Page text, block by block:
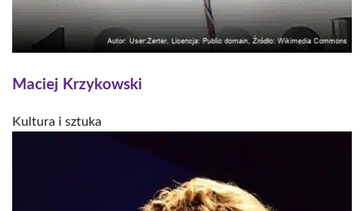
Maciej Krzykowski
Kultura i sztuka